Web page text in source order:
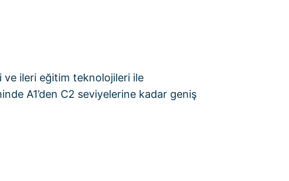
ve ileri eğitim teknolojileri ile
A1’den C2 seviyelerine kadar geniş